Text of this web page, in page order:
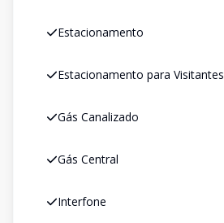
Estacionamento
Estacionamento para Visitantes
Gás Canalizado
Gás Central
Interfone